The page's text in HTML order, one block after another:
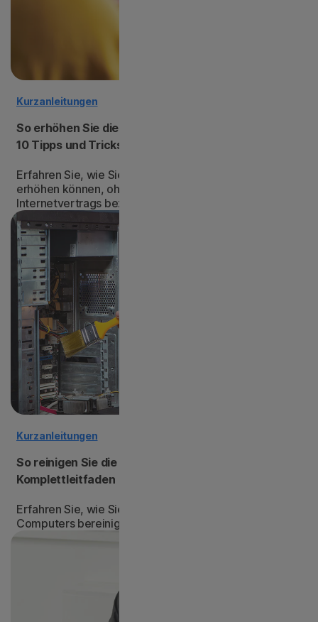
Kurzanleitungen
So erhöhen Sie die Download-Geschwindigkeit:
10 Tipps und Tricks
Erfahren Sie, wie Sie die Download-Geschwindigkeit
erhöhen können, ohne für ein Upgrade Ihres
Internetvertrags bezahlen zu müssen.
Kurzanleitungen
So reinigen Sie die PC-Software und -Hardware: Ihr
Komplettleitfaden
Erfahren Sie, wie Sie die Hardware und Software Ihres
Computers bereinigen, damit dieser flüssig läuft.